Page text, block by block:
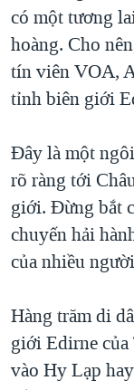
QUAN HỆ VIỆT
có một tương
hoàng. Cho
tín viên VOA,
tỉnh biên giới
Đây là một
rõ ràng tới
giới. Đừng bắt
chuyến hải
của nhiều
Hàng trăm di
giới Edirne
vào Hy Lạp